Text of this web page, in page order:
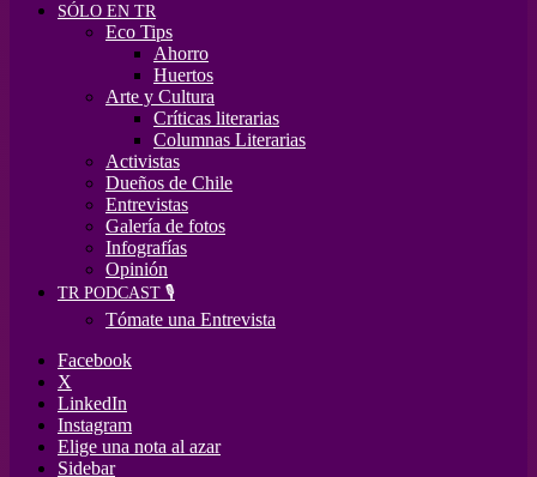
SÓLO EN TR
Eco Tips
Ahorro
Huertos
Arte y Cultura
Críticas literarias
Columnas Literarias
Activistas
Dueños de Chile
Entrevistas
Galería de fotos
Infografías
Opinión
TR PODCAST 🎙️
Tómate una Entrevista
Facebook
X
LinkedIn
Instagram
Elige una nota al azar
Sidebar